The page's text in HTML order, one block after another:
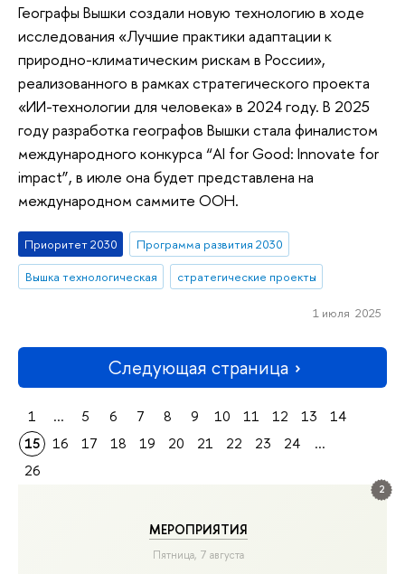
2
МЕРОПРИЯТИЯ
Пятница, 7 августа
Географы Вышки создали новую технологию в ходе
исследования «Лучшие практики адаптации к
природно-климатическим рискам в России»,
реализованного в рамках стратегического проекта
«ИИ-технологии для человека» в 2024 году. В 2025
году разработка географов Вышки стала финалистом
международного конкурса “AI for Good: Innovate for
impact”, в июле она будет представлена на
международном cаммите ООН.
Приоритет 2030
Программа развития 2030
Вышка технологическая
стратегические проекты
1 июля 2025
Следующая страница
1 ... 5 6 7 8 9 10 11 12 13
14
15
16 17 18 19 20 21 22 23 24
...
26